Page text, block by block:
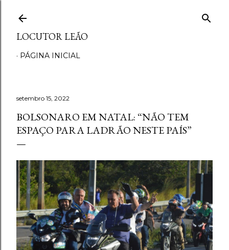
LOCUTOR LEÃO
PÁGINA INICIAL
setembro 15, 2022
BOLSONARO EM NATAL: “NÃO TEM
ESPAÇO PARA LADRÃO NESTE PAÍS”